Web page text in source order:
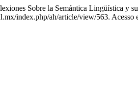
Sobre la Semántica Lingüística y
index.php/ah/article/view/563. Acesso